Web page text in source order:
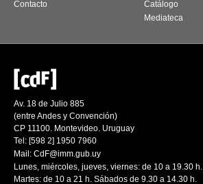
Contacto
Catálogo
Mediateca
Av. 18 de Julio 885
(entre Andes y Convención)
CP 11100. Montevideo. Uruguay
Tel: [598 2] 1950 7960
Mail: CdF@imm.gub.uy
Lunes, miércoles, jueves, viernes: de 10 a 19.30 h.
Martes: de 10 a 21 h. Sábados de 9.30 a 14.30 h.